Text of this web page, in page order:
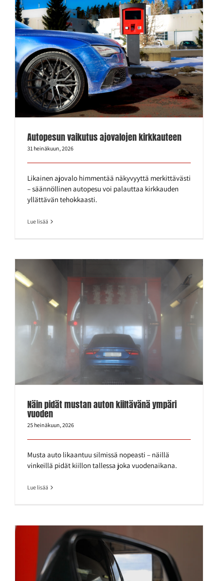
Autopesun vaikutus ajovalojen kirkkauteen
31 heinäkuun, 2026
Likainen ajovalo himmentää näkyvyyttä merkittävästi
– säännöllinen autopesu voi palauttaa kirkkauden
yllättävän tehokkaasti.
Lue lisää
Näin pidät mustan auton kiiltävänä ympäri
vuoden
25 heinäkuun, 2026
Musta auto likaantuu silmissä nopeasti – näillä
vinkeillä pidät kiillon tallessa joka vuodenaikana.
Lue lisää